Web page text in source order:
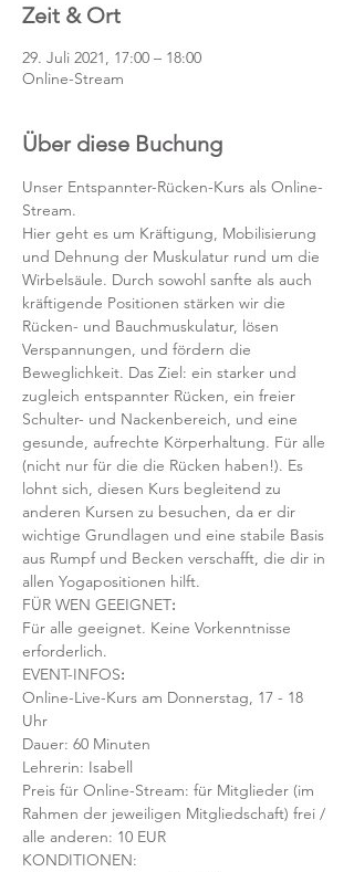
Zeit & Ort
29. Juli 2021, 17:00 – 18:00
Online-Stream
Über diese Buchung
Unser Entspannter-Rücken-Kurs als Online-
Stream.
Hier geht es um Kräftigung, Mobilisierung
und Dehnung der Muskulatur rund um die
Wirbelsäule. Durch sowohl sanfte als auch
kräftigende Positionen stärken wir die
Rücken- und Bauchmuskulatur, lösen
Verspannungen, und fördern die
Beweglichkeit. Das Ziel: ein starker und
zugleich entspannter Rücken, ein freier
Schulter- und Nackenbereich, und eine
gesunde, aufrechte Körperhaltung. Für alle
(nicht nur für die die Rücken haben!). Es
lohnt sich, diesen Kurs begleitend zu
anderen Kursen zu besuchen, da er dir
wichtige Grundlagen und eine stabile Basis
aus Rumpf und Becken verschafft, die dir in
allen Yogapositionen hilft.
FÜR WEN GEEIGNET:
Für alle geeignet. Keine Vorkenntnisse
erforderlich.
EVENT-INFOS:
Online-Live-Kurs am Donnerstag, 17 - 18
Uhr
Dauer: 60 Minuten
Lehrerin: Isabell
Preis für Online-Stream: für Mitglieder (im
Rahmen der jeweiligen Mitgliedschaft) frei /
alle anderen: 10 EUR
KONDITIONEN: